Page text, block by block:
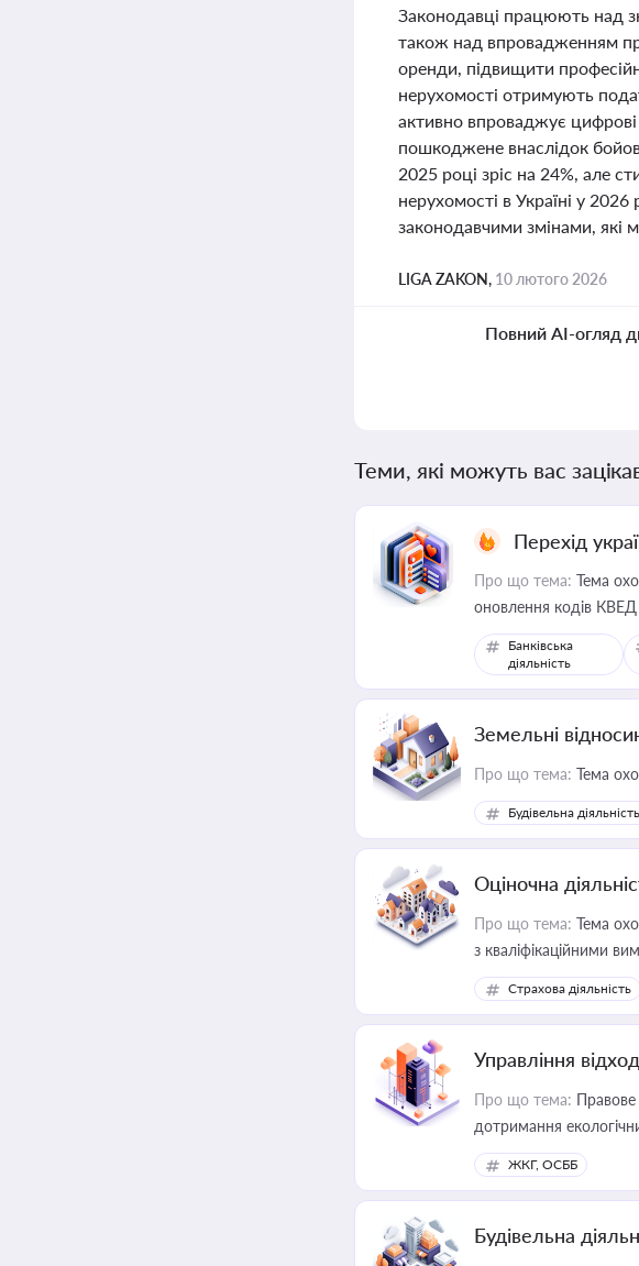
Законодавці працюють над
також над впровадженням
оренди, підвищити
нерухомості отримують
активно впроваджує цифрові
пошкоджене внаслідок
2025 році зріс на 24%, але
нерухомості в Україні у
законодавчими змінами, які
LIGA ZAKON, 10 лютого 2026
Повний AI-огляд
Теми, які можуть вас
Перехід
Про що тема: Тема
оновлення кодів КВЕД
Банківська
діяльність
Земельні
Про що тема: Тема
Будівельна діяльність
Оціночна
Про що тема: Тема
з кваліфікаційними
медійних змін у цій
приватизації, оренди
Страхова діяльність
Управління
Про що тема:
дотримання
ЖКГ, ОСББ
Будівельна